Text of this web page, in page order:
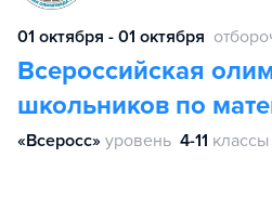
01 октября - 01 октября
Всероссийская
школьников по
«Всеросс» уровень 4-11 классы